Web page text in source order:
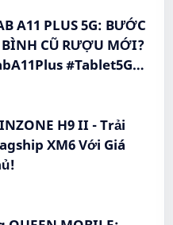
A11 PLUS 5G: BƯỚC
CŨ RƯỢU MỚI?
#Tablet5G
H9 II - Trải
XM6 Với Giá